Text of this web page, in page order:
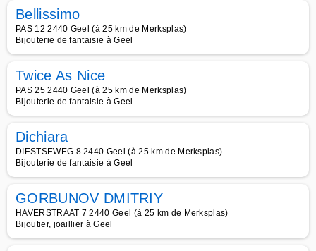
Bellissimo
PAS 12 2440 Geel (à 25 km de Merksplas)
Bijouterie de fantaisie à Geel
Twice As Nice
PAS 25 2440 Geel (à 25 km de Merksplas)
Bijouterie de fantaisie à Geel
Dichiara
DIESTSEWEG 8 2440 Geel (à 25 km de Merksplas)
Bijouterie de fantaisie à Geel
GORBUNOV DMITRIY
HAVERSTRAAT 7 2440 Geel (à 25 km de Merksplas)
Bijoutier, joaillier à Geel